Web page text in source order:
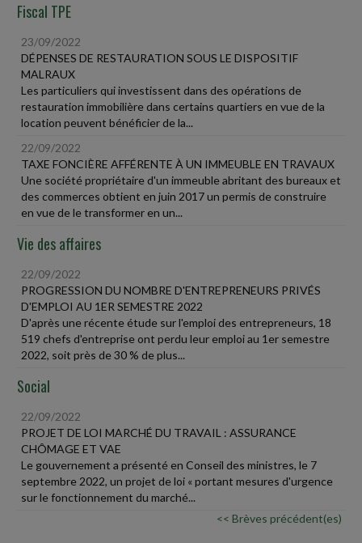
Fiscal TPE
23/09/2022
DÉPENSES DE RESTAURATION SOUS LE DISPOSITIF
MALRAUX
Les particuliers qui investissent dans des opérations de
restauration immobilière dans certains quartiers en vue de la
location peuvent bénéficier de la...
22/09/2022
TAXE FONCIÈRE AFFÉRENTE À UN IMMEUBLE EN TRAVAUX
Une société propriétaire d'un immeuble abritant des bureaux et
des commerces obtient en juin 2017 un permis de construire
en vue de le transformer en un...
Vie des affaires
22/09/2022
PROGRESSION DU NOMBRE D'ENTREPRENEURS PRIVÉS
D'EMPLOI AU 1ER SEMESTRE 2022
D'après une récente étude sur l'emploi des entrepreneurs, 18
519 chefs d'entreprise ont perdu leur emploi au 1er semestre
2022, soit près de 30 % de plus...
Social
22/09/2022
PROJET DE LOI MARCHÉ DU TRAVAIL : ASSURANCE
CHÔMAGE ET VAE
Le gouvernement a présenté en Conseil des ministres, le 7
septembre 2022, un projet de loi « portant mesures d'urgence
sur le fonctionnement du marché...
<< Brèves précédent(es)